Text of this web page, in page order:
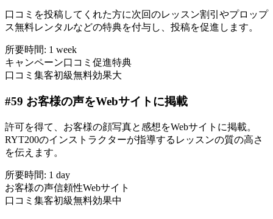
口コミを投稿してくれた方に次回のレッスン割引やプロップ
ス無料レンタルなどの特典を付与し、投稿を促進します。
所要時間: 1 week
キャンペーン口コミ促進特典
口コミ集客初級無料効果大
#59 お客様の声をWebサイトに掲載
許可を得て、お客様の顔写真と感想をWebサイトに掲載。
RYT200のインストラクターが指導するレッスンの質の高さ
を伝えます。
所要時間: 1 day
お客様の声信頼性Webサイト
口コミ集客初級無料効果中